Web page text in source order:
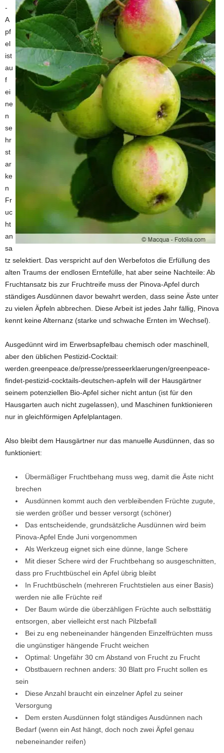
-
A
pf
el
ist
au
f
ei
ne
n
se
hr
st
ar
ke
n
Fr
uc
ht
an
sa
tz selektiert. Das verspricht auf den Werbefotos die Erfüllung des
alten Traums der endlosen Erntefülle, hat aber seine Nachteile: Ab
Fruchtansatz bis zur Fruchtreife muss der Pinova-Apfel durch
ständiges Ausdünnen davor bewahrt werden, dass seine Äste unter
zu vielen Äpfeln abbrechen. Diese Arbeit ist jedes Jahr fällig, Pinova
kennt keine Alternanz (starke und schwache Ernten im Wechsel).
Ausgedünnt wird im Erwerbsapfelbau chemisch oder maschinell,
aber den üblichen Pestizid-Cocktail:
werden.greenpeace.de/presse/presseerklaerungen/greenpeace-
findet-pestizid-cocktails-deutschen-apfeln will der Hausgärtner
seinem potenziellen Bio-Apfel sicher nicht antun (ist für den
Hausgarten auch nicht zugelassen), und Maschinen funktionieren
nur in gleichförmigen Apfelplantagen.
Also bleibt dem Hausgärtner nur das manuelle Ausdünnen, das so
funktioniert:
Übermäßiger Fruchtbehang muss weg, damit die Äste nicht
brechen
Ausdünnen kommt auch den verbleibenden Früchte zugute,
sie werden größer und besser versorgt (schöner)
Das entscheidende, grundsätzliche Ausdünnen wird beim
Pinova-Apfel Ende Juni vorgenommen
Als Werkzeug eignet sich eine dünne, lange Schere
Mit dieser Schere wird der Fruchtbehang so ausgeschnitten,
dass pro Fruchtbüschel ein Apfel übrig bleibt
In Fruchtbüscheln (mehreren Fruchtstielen aus einer Basis)
werden nie alle Früchte reif
Der Baum würde die überzähligen Früchte auch selbsttätig
entsorgen, aber vielleicht erst nach Pilzbefall
Bei zu eng nebeneinander hängenden Einzelfrüchten muss
die ungünstiger hängende Frucht weichen
Optimal: Ungefähr 30 cm Abstand von Frucht zu Frucht
Obstbauern rechnen anders: 30 Blatt pro Frucht sollen es
sein
Diese Anzahl braucht ein einzelner Apfel zu seiner
Versorgung
Dem ersten Ausdünnen folgt ständiges Ausdünnen nach
Bedarf (wenn ein Ast hängt, doch noch zwei Äpfel genau
nebeneinander reifen)